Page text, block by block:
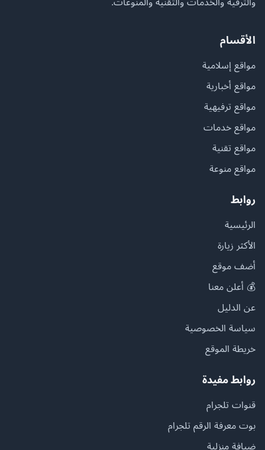
الأقسام
مواقع إسلامية
مواقع أخبارية
مواقع ترفيهية
مواقع خدمات
مواقع تقنية
مواقع منوعة
روابط
الرئيسية
الأكثر زيارة
أضف موقع
💰 أعلن معنا
عن الدليل
سياسة الخصوصية
خريطة الموقع
روابط مفيدة
قنوات تلجرام
بوت معرفة الرقم تلجرام
ضيافة منزلية